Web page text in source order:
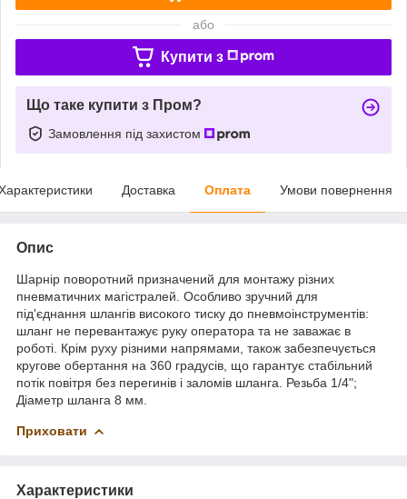
або
Купити з
Що таке купити з Пром?
Замовлення під захистом
Доставка Оплата Умови повернення
Опис
Шарнір поворотний призначений для монтажу різних
пневматичних магістралей. Особливо зручний для
під'єднання шлангів високого тиску до пневмоінструментів:
шланг не перевантажує руку оператора та не заважає в
роботі. Крім руху різними напрямами, також забезпечується
кругове обертання на 360 градусів, що гарантує стабільний
потік повітря без перегинів і заломів шланга. Резьба 1/4";
Діаметр шланга 8 мм.
Приховати
Характеристики